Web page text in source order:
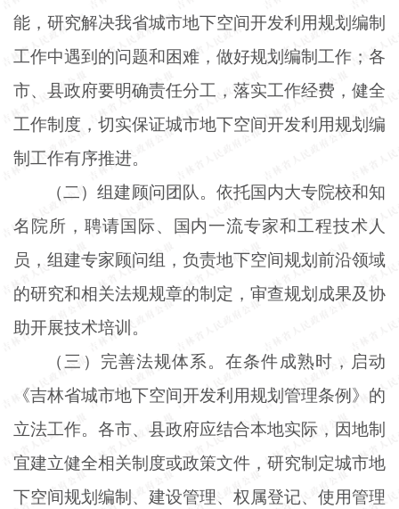
能，研究解决我省城市地下空间开发利用规划编制
工作中遇到的问题和困难，做好规划编制工作；各
市、县政府要明确责任分工，落实工作经费，健全
工作制度，切实保证城市地下空间开发利用规划编
制工作有序推进。
（二）组建顾问团队。依托国内大专院校和知
名院所，聘请国际、国内一流专家和工程技术人
员，组建专家顾问组，负责地下空间规划前沿领域
的研究和相关法规规章的制定，审查规划成果及协
助开展技术培训。
（三）完善法规体系。在条件成熟时，启动
《吉林省城市地下空间开发利用规划管理条例》的
立法工作。各市、县政府应结合本地实际，因地制
宜建立健全相关制度或政策文件，研究制定城市地
下空间规划编制、建设管理、权属登记、使用管理